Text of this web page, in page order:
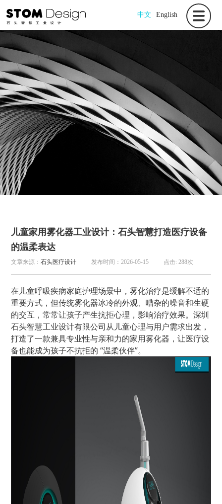
中文 English
儿童家用雾化器工业设计：石头智慧打造医疗设备
的温柔表达
文章来源：石头医疗设计 发布时间：2026-05-15 点击: 288次
在儿童呼吸疾病家庭护理场景中，雾化治疗是缓解不适的
重要方式，但传统雾化器冰冷的外观、嘈杂的噪音和生硬
的交互，常常让孩子产生抗拒心理，影响治疗效果。深圳
石头智慧工业设计有限公司从儿童心理与用户需求出发，
打造了一款兼具专业性与亲和力的家用雾化器，让医疗设
备也能成为孩子不抗拒的 “温柔伙伴”。